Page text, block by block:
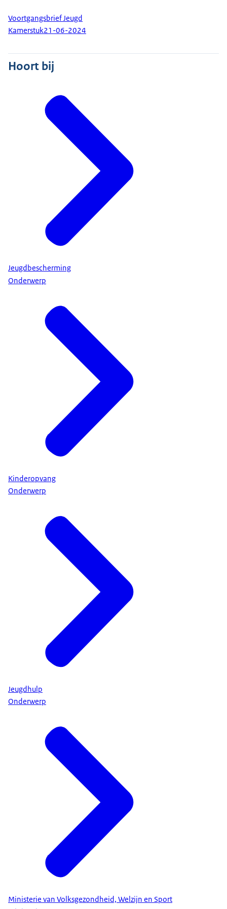
Voortgangsbrief Jeugd
Kamerstuk21-06-2024
Hoort bij
Jeugdbescherming
Onderwerp
Kinderopvang
Onderwerp
Jeugdhulp
Onderwerp
Ministerie van Volksgezondheid, Welzijn en Sport